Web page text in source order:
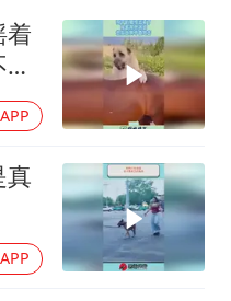
首次演长剧
套”全线暴涨
总书记点赞的非遗苗绣焕发新生机
着
真